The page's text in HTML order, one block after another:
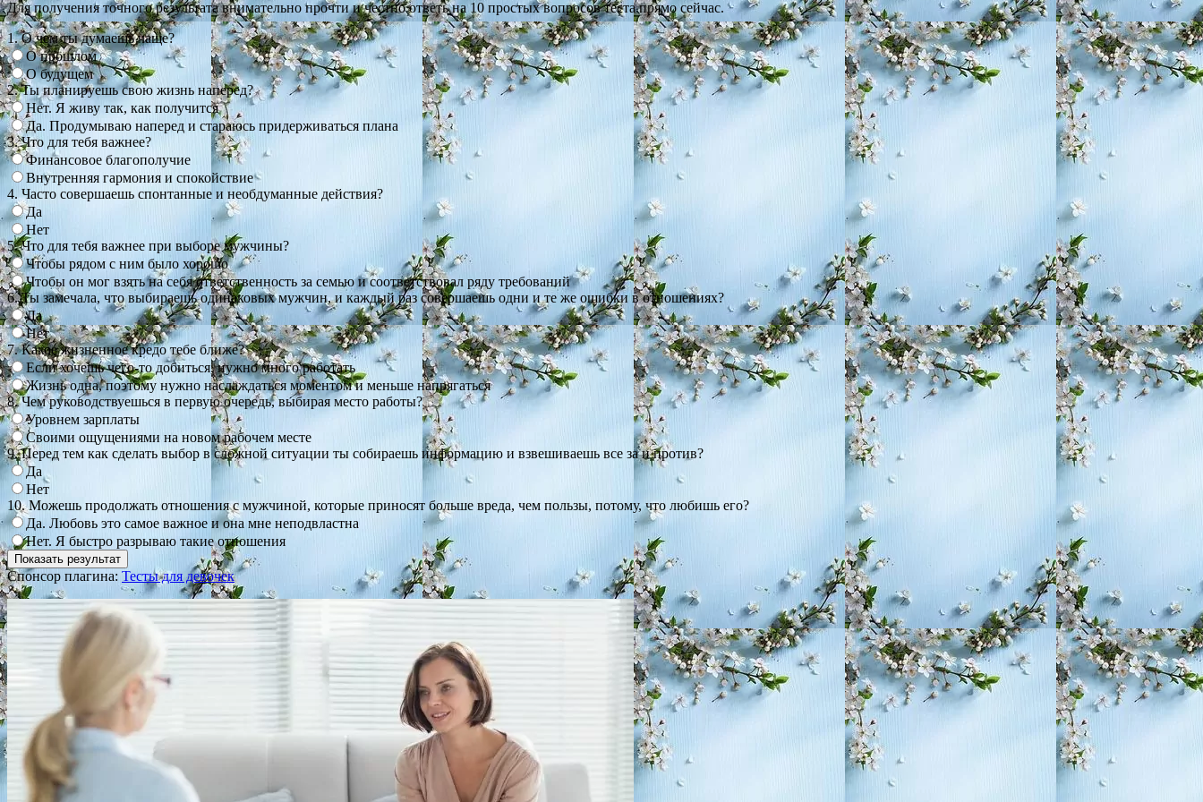
Для получения точного результата внимательно прочти и честно ответь на 10 простых вопросов теста прямо сейчас.
1. О чем ты думаешь чаще?
О прошлом
О будущем
2. Ты планируешь свою жизнь наперед?
Нет. Я живу так, как получится
Да. Продумываю наперед и стараюсь придерживаться плана
3. Что для тебя важнее?
Финансовое благополучие
Внутренняя гармония и спокойствие
4. Часто совершаешь спонтанные и необдуманные действия?
Да
Нет
5. Что для тебя важнее при выборе мужчины?
Чтобы рядом с ним было хорошо
Чтобы он мог взять на себя ответственность за семью и соответствовал ряду требований
6. Ты замечала, что выбираешь одинаковых мужчин, и каждый раз совершаешь одни и те же ошибки в отношениях?
Да
Нет
7. Какое жизненное кредо тебе ближе?
Если хочешь чего-то добиться, нужно много работать
Жизнь одна, поэтому нужно наслаждаться моментом и меньше напрягаться
8. Чем руководствуешься в первую очередь, выбирая место работы?
Уровнем зарплаты
Своими ощущениями на новом рабочем месте
9. Перед тем как сделать выбор в сложной ситуации ты собираешь информацию и взвешиваешь все за и против?
Да
Нет
10. Можешь продолжать отношения с мужчиной, которые приносят больше вреда, чем пользы, потому, что любишь его?
Да. Любовь это самое важное и она мне неподвластна
Нет. Я быстро разрываю такие отношения
Спонсор плагина: Тесты для девочек